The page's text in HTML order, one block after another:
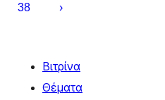
38
Βιτρίνα
Θέματα